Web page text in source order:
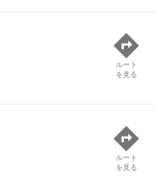
ルート
を見る
ルート
を見る